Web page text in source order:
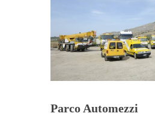
Parco Automezzi